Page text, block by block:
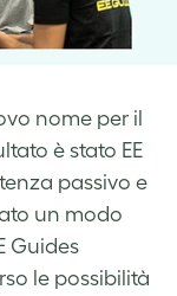
nome per il
è stato EE
passivo e
un modo
Guides
le possibilità